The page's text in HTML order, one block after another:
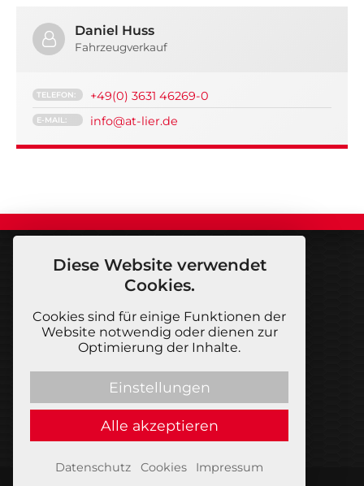
Daniel Huss
Fahrzeugverkauf
TELEFON: +49(0) 3631 46269-0
E-MAIL: info@at-lier.de
KONTAKT
Autotuning Lier GmbH
Rothenburgstr. 40
99734 Nordhausen
Telefon: +49(0) 3631 46 26 90
Fax: +49(0) 3631 46 26 920
E-Mail:info@autotuninglier.de
Diese Website verwendet
Cookies.
Cookies sind für einige Funktionen der
Website notwendig oder dienen zur
Optimierung der Inhalte.
Einstellungen
Alle akzeptieren
Datenschutz Cookies Impressum